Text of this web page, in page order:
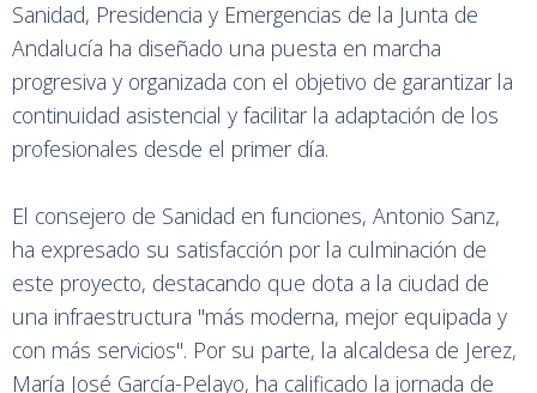
Sanidad, Presidencia y Emergencias de la Junta de
Andalucía ha diseñado una puesta en marcha
progresiva y organizada con el objetivo de garantizar la
continuidad asistencial y facilitar la adaptación de los
profesionales desde el primer día.
El consejero de Sanidad en funciones, Antonio Sanz,
ha expresado su satisfacción por la culminación de
este proyecto, destacando que dota a la ciudad de
una infraestructura "más moderna, mejor equipada y
con más servicios". Por su parte, la alcaldesa de Jerez,
María José García-Pelayo, ha calificado la jornada de